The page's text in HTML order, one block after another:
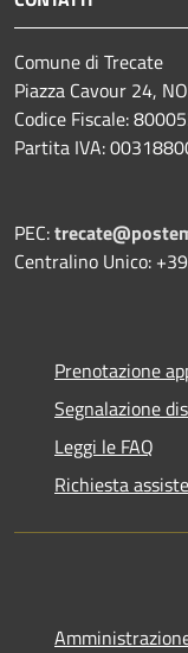
Comune di Trecate
Piazza Cavour 24,
Codice Fiscale:
Partita IVA:
PEC:
Centralino Unico:
Prenotazione
Segnalazione
Leggi le FAQ
Richiesta